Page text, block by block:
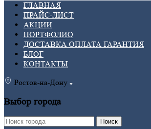
ГЛАВНАЯ
ПРАЙС-ЛИСТ
АКЦИИ
ПОРТФОЛИО
ДОСТАВКА ОПЛАТА ГАРАНТИЯ
БЛОГ
КОНТАКТЫ
Ростов-на-Дону
Выбор города
Поиск